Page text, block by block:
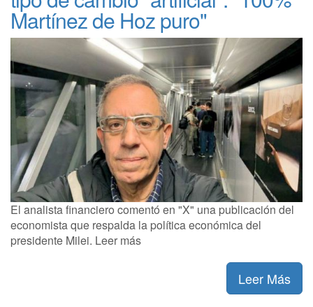
Martínez de Hoz puro"
El analista financiero comentó en "X" una publicación del
economista que respalda la política económica del
presidente Milei. Leer más
Leer Más